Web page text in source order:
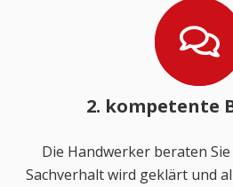
2. kompetente
Die Handwerker beraten
Sachverhalt wird geklärt und